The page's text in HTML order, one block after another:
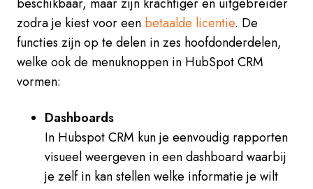
zodra je kiest voor een betaalde licentie. De
functies zijn op te delen in zes hoofdonderdelen,
welke ook de menuknoppen in HubSpot CRM
vormen:
Dashboards
In Hubspot CRM kun je eenvoudig rapporten
visueel weergeven in een dashboard waarbij
je zelf in kan stellen welke informatie je wilt